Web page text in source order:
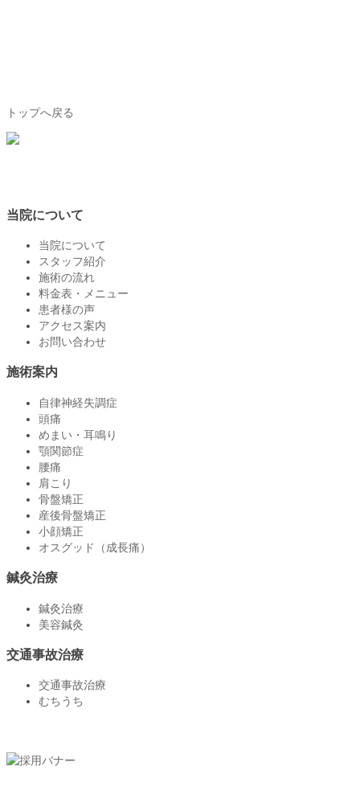
トップへ戻る
当院について
当院について
スタッフ紹介
施術の流れ
料金表・メニュー
患者様の声
アクセス案内
お問い合わせ
施術案内
自律神経失調症
頭痛
めまい・耳鳴り
顎関節症
腰痛
肩こり
骨盤矯正
産後骨盤矯正
小顔矯正
オスグッド（成長痛）
鍼灸治療
鍼灸治療
美容鍼灸
交通事故治療
交通事故治療
むちうち